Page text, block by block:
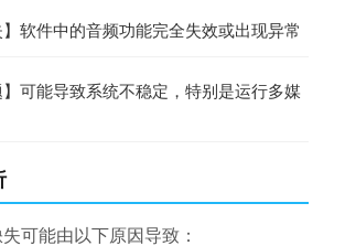
】软件中的音频功能完全失效或出现异常
】可能导致系统不稳定，特别是运行多媒
可能由以下原因导致：